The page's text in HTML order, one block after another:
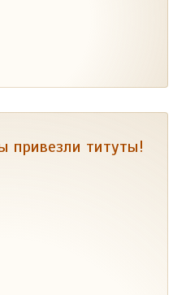
привезли титуты!